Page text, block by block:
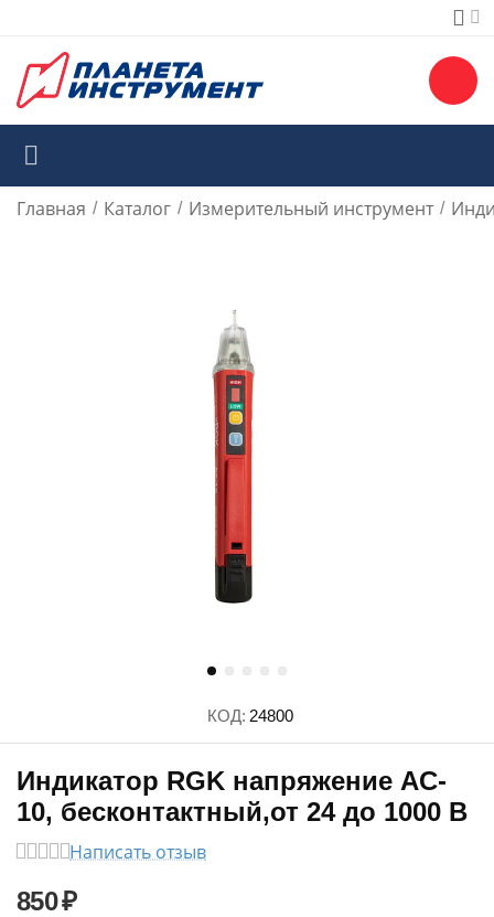
Главная / Каталог / Измерительный инструмент /
КОД: 24800
Индикатор RGK напряжение AC-
10, бесконтактный,от 24 до 1000 В
Написать отзыв
850₽